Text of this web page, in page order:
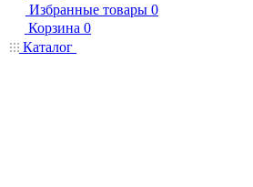
Избранные товары 0
Корзина 0
Каталог